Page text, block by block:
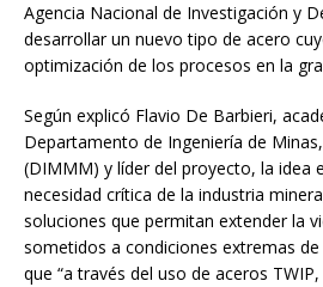
Agencia Nacional de Investigación y
desarrollar un nuevo tipo de acero
optimización de los procesos en la
Según explicó Flavio De Barbieri,
Departamento de Ingeniería de
(DIMMM) y líder del proyecto, la idea
necesidad crítica de la industria
soluciones que permitan extender la
sometidos a condiciones extremas de
que “a través del uso de aceros